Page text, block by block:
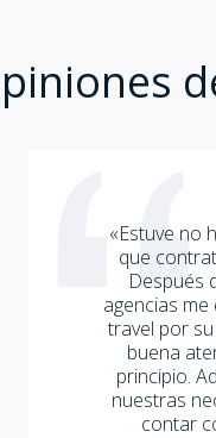
«Estuve no
que
Después
agencias
travel por
buena
principio.
nuestras
contar